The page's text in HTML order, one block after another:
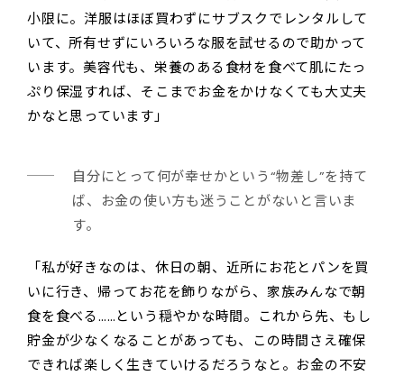
小限に。洋服はほぼ買わずにサブスクでレンタルして
いて、所有せずにいろいろな服を試せるので助かって
います。美容代も、栄養のある食材を食べて肌にたっ
ぷり保湿すれば、そこまでお金をかけなくても大丈夫
かなと思っています」
自分にとって何が幸せかという“物差し”を持て
ば、お金の使い方も迷うことがないと言いま
す。
「私が好きなのは、休日の朝、近所にお花とパンを買
いに行き、帰ってお花を飾りながら、家族みんなで朝
食を食べる……という穏やかな時間。これから先、もし
貯金が少なくなることがあっても、この時間さえ確保
できれば楽しく生きていけるだろうなと。お金の不安